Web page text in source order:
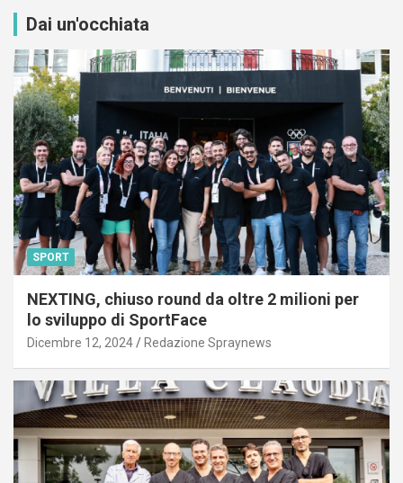
Dai un'occhiata
SPORT
NEXTING, chiuso round da oltre 2 milioni per
lo sviluppo di SportFace
Dicembre 12, 2024 Redazione Spraynews